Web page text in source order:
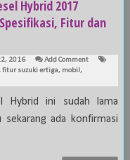
Hybrid 2017
Fitur dan
2016
Add Comment
,fitur suzuki ertiga, mobil ,
Hybrid ini sudah lama
ada konfirmasi